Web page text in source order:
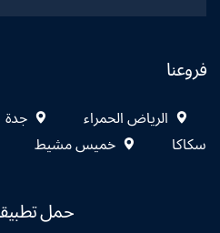
فروعنا
الرياض الحمراء جدة
سكاكا
خميس مشيط
حمل